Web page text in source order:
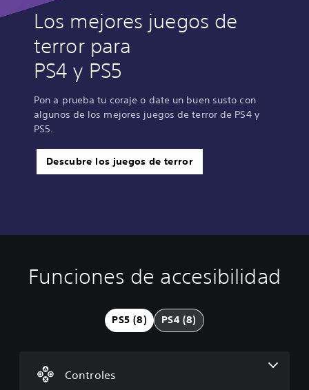
Los mejores juegos de
terror para
PS4 y PS5
Pon a prueba tu coraje o date un buen susto con
algunos de los mejores juegos de terror de PS4 y
PS5.
Descubre los juegos de terror
Funciones de accesibilidad
PS5 (8) PS4 (8)
Controles
R
e
a